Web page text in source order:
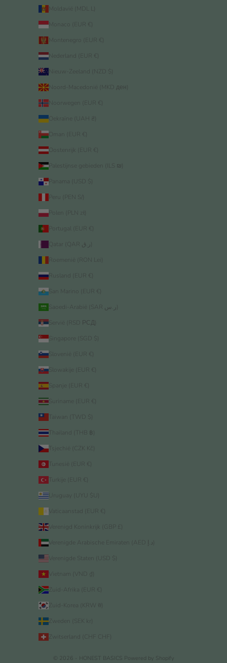
Moldavië (MDL L)
Monaco (EUR €)
Montenegro (EUR €)
Nederland (EUR €)
Nieuw-Zeeland (NZD $)
Noord-Macedonië (MKD ден)
Noorwegen (EUR €)
Oekraïne (UAH ₴)
Oman (EUR €)
Oostenrijk (EUR €)
Palestijnse gebieden (ILS ₪)
Panama (USD $)
Peru (PEN S/)
Polen (PLN zł)
Portugal (EUR €)
Roemenië (RON Lei)
Rusland (EUR €)
San Marino (EUR €)
Servië (RSD РСД)
Singapore (SGD $)
Slovenië (EUR €)
Spanje (EUR €)
Suriname (EUR €)
Taiwan (TWD $)
Thailand (THB ฿)
Tsjechië (CZK Kč)
Tunesië (EUR €)
Turkije (EUR €)
Uruguay (UYU $U)
Vaticaanstad (EUR €)
Verenigd Koninkrijk (GBP £)
Verenigde Staten (USD $)
Vietnam (VND ₫)
Zuid-Afrika (EUR €)
Zuid-Korea (KRW ₩)
Zweden (SEK kr)
Zwitserland (CHF CHF)
© 2026 - HONEST BASICS Powered by Shopify